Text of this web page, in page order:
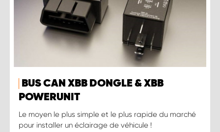
BUS CAN XBB DONGLE & XBB
POWERUNIT
Le moyen le plus simple et le plus rapide du marché
pour installer un éclairage de véhicule !